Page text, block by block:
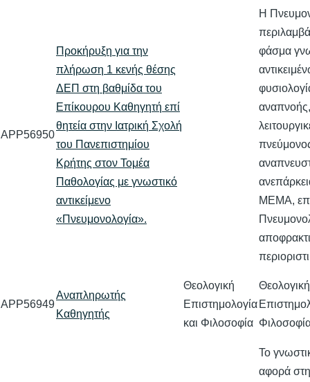
APP56950
Προκήρυξη για την
πλήρωση 1 κενής θέσης
ΔΕΠ στη βαθμίδα του
Επίκουρου Καθηγητή επί
θητεία στην Ιατρική Σχολή
του Πανεπιστημίου
Κρήτης στον Τομέα
Παθολογίας με γνωστικό
αντικείμενο
«Πνευμονολογία».
Η
φάσμα
αναπνοής,
ΜΕΜΑ,
APP56949
Αναπληρωτής
Καθηγητής
Θεολογική
Επιστημολογία
και Φιλοσοφία
Θεολογική
Το
αφορά